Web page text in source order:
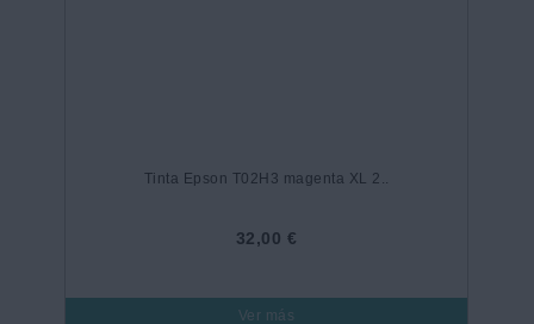
Tinta Epson T02H3 magenta XL 2..
32,00 €
Ver más